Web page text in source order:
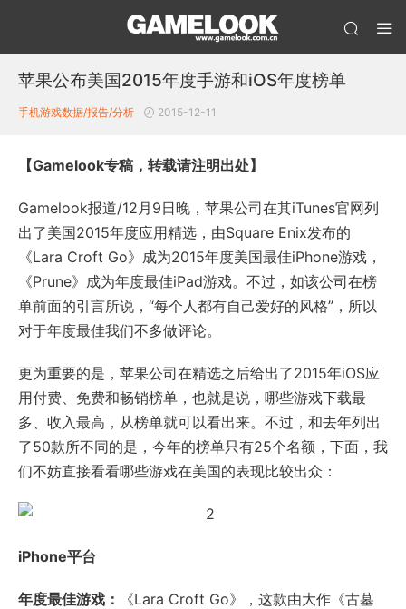
苹果公布美国2015年度手游和iOS年度榜单
手机游戏数据/报告/分析 2015-12-11
【Gamelook专稿，转载请注明出处】
Gamelook报道/12月9日晚，苹果公司在其iTunes官网列
出了美国2015年度应用精选，由Square Enix发布的
《Lara Croft Go》成为2015年度美国最佳iPhone游戏，
《Prune》成为年度最佳iPad游戏。不过，如该公司在榜
单前面的引言所说，“每个人都有自己爱好的风格”，所以
对于年度最佳我们不多做评论。
更为重要的是，苹果公司在精选之后给出了2015年iOS应
用付费、免费和畅销榜单，也就是说，哪些游戏下载最
多、收入最高，从榜单就可以看出来。不过，和去年列出
了50款所不同的是，今年的榜单只有25个名额，下面，我
们不妨直接看看哪些游戏在美国的表现比较出众：
iPhone平台
年度最佳游戏：
《Lara Croft Go》，这款由大作《古墓